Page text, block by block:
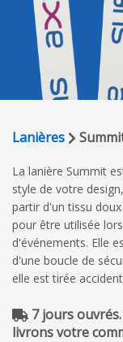
Lanières
La lanière Summit
style de votre
partir d'un tissu
pour être utilisée
d'événements. Elle
d'une boucle de
elle est tirée
7 jours
livrons votre